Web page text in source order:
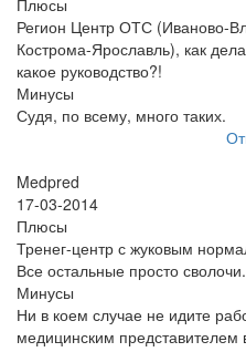
Плюсы
Регион Центр ОТС (Иваново-
Кострома-Ярославль), как
какое руководство?!
Минусы
Судя, по всему, много таких.
Medpred
17-03-2014
Плюсы
Тренег-центр с жуковым
Все остальные просто сволочи.
Минусы
Ни в коем случае не идите
медицинским представителем